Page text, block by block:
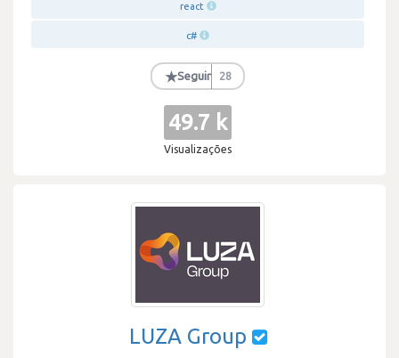
react
c#
★Seguir 28
49.7 k
Visualizações
LUZA Group